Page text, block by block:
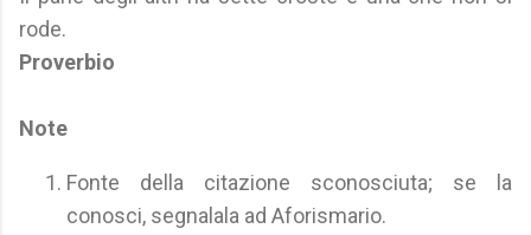
rode.
Proverbio
Note
Fonte della citazione sconosciuta; se la
conosci, segnalala ad Aforismario.